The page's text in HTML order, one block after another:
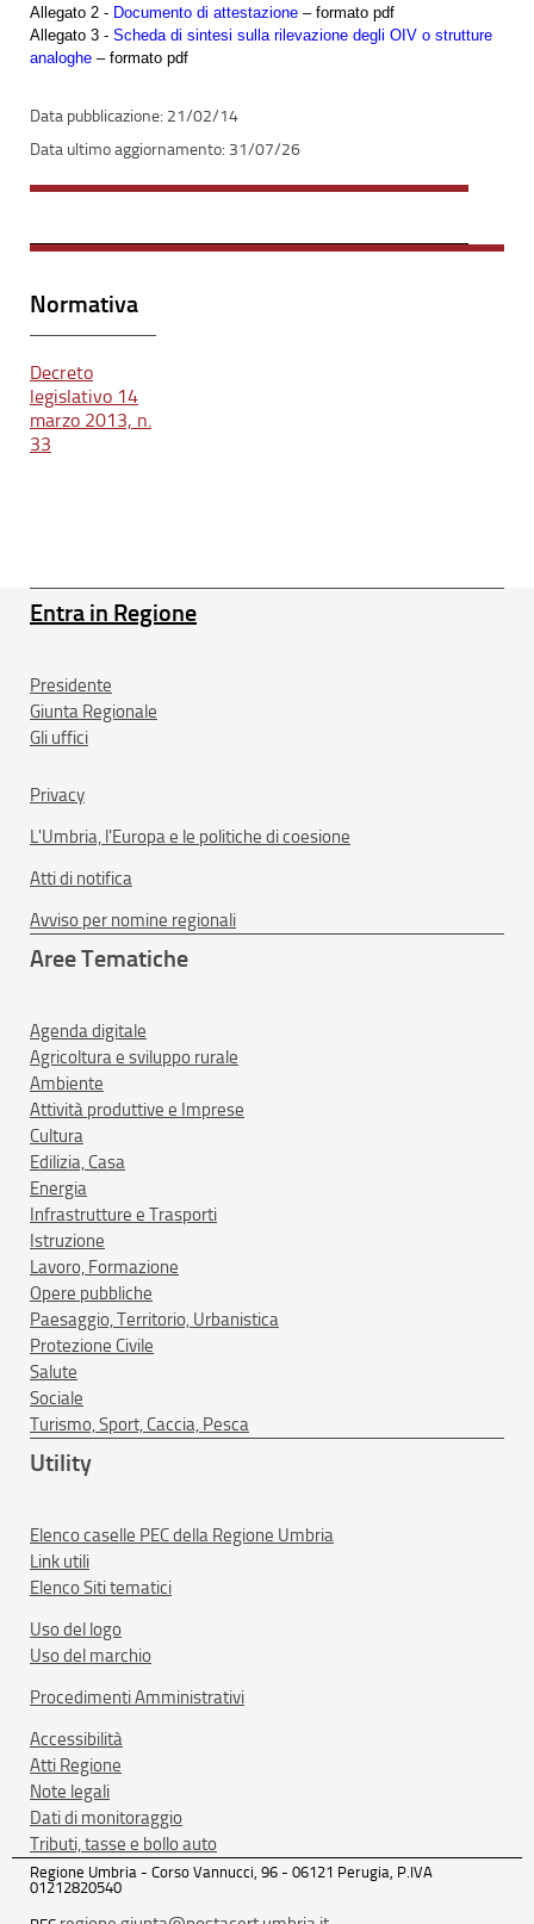
Allegato 2 - Documento di attestazione – formato pdf
Allegato 3 - Scheda di sintesi sulla rilevazione degli OIV o strutture
analoghe – formato pdf
21/02/14
31/07/26
Normativa
Decreto
legislativo 14
marzo 2013, n.
33
Entra in Regione
Presidente
Giunta Regionale
Gli uffici
Privacy
L'Umbria, l'Europa e le politiche di coesione
Atti di notifica
Avviso per nomine regionali
Aree Tematiche
Agenda digitale
Agricoltura e sviluppo rurale
Ambiente
Attività produttive e Imprese
Cultura
Edilizia, Casa
Energia
Infrastrutture e Trasporti
Istruzione
Lavoro, Formazione
Opere pubbliche
Paesaggio, Territorio, Urbanistica
Protezione Civile
Salute
Sociale
Turismo, Sport, Caccia, Pesca
Utility
Elenco caselle PEC della Regione Umbria
Link utili
Elenco Siti tematici
Uso del logo
Uso del marchio
Procedimenti Amministrativi
Accessibilità
Atti Regione
Note legali
Dati di monitoraggio
Tributi, tasse e bollo auto
Regione Umbria - Corso Vannucci, 96 - 06121 Perugia, P.IVA
01212820540